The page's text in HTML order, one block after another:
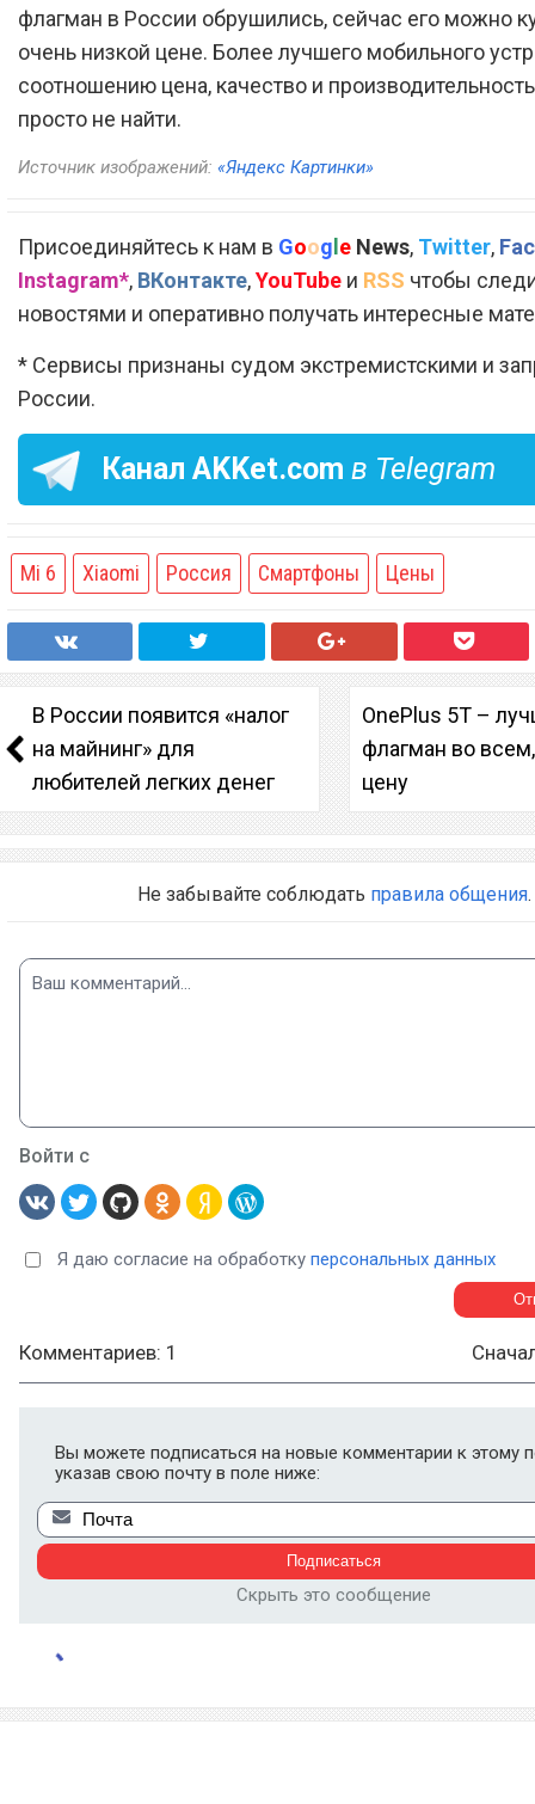
флагман в России обрушились, сейчас его можно
очень низкой цене. Более лучшего мобильного
соотношению цена, качество и
просто не найти.
Источник изображений: «Яндекс Картинки»
Присоединяйтесь к нам в Goog e News, Twitter,
Instagram*, ВКонтакте,YouTube и RSS чтобы
новостями и оперативно получать интересные
* Сервисы признаны судом экстремистскими и
России.
Канал AKKet.com в Telegram
Mi 6 Xiaomi Россия Смартфоны Цены
В России появится «налог
на майнинг» для
любителей легких денег
OnePlus 5T –
флагман во
цену
Не забывайте соблюдать правила общения.
Войти с
Я даю согласие на обработку персональных данных
Комментариев: 1
Вы можете подписаться на новые комментарии к этому
указав свою почту в поле ниже:
Скрыть это сообщение